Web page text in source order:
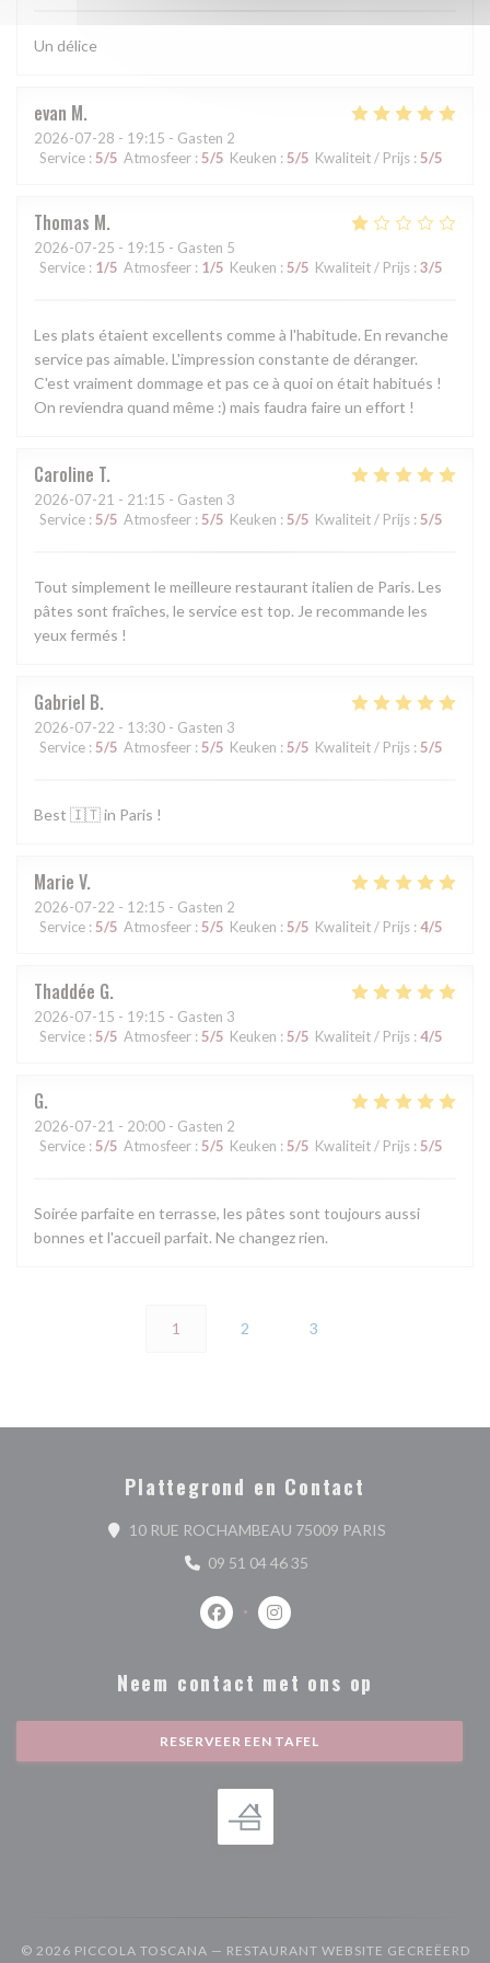
Un délice
evan M
2026-07-28 - 19:15 - Gasten 2
Service : 5/5 Atmosfeer : 5/5 Keuken : 5/5 Kwaliteit / Prijs : 5/5
Thomas M
2026-07-25 - 19:15 - Gasten 5
Service : 1/5 Atmosfeer : 1/5 Keuken : 5/5 Kwaliteit / Prijs : 3/5
Les plats étaient excellents comme à l'habitude. En revanche
service pas aimable. L'impression constante de déranger.
C'est vraiment dommage et pas ce à quoi on était habitués !
On reviendra quand même :) mais faudra faire un effort !
Caroline T
2026-07-21 - 21:15 - Gasten 3
Service : 5/5 Atmosfeer : 5/5 Keuken : 5/5 Kwaliteit / Prijs : 5/5
Tout simplement le meilleure restaurant italien de Paris. Les
pâtes sont fraîches, le service est top. Je recommande les
yeux fermés !
Gabriel B
2026-07-22 - 13:30 - Gasten 3
Service : 5/5 Atmosfeer : 5/5 Keuken : 5/5 Kwaliteit / Prijs : 5/5
Best 🇮🇹 in Paris !
Marie V
2026-07-22 - 12:15 - Gasten 2
Service : 5/5 Atmosfeer : 5/5 Keuken : 5/5 Kwaliteit / Prijs : 4/5
Thaddée G
2026-07-15 - 19:15 - Gasten 3
Service : 5/5 Atmosfeer : 5/5 Keuken : 5/5 Kwaliteit / Prijs : 4/5
G
2026-07-21 - 20:00 - Gasten 2
Service : 5/5 Atmosfeer : 5/5 Keuken : 5/5 Kwaliteit / Prijs : 5/5
Soirée parfaite en terrasse, les pâtes sont toujours aussi
bonnes et l'accueil parfait. Ne changez rien.
1 2 3
Plattegrond en Contact
10 RUE ROCHAMBEAU 75009 PARIS
09 51 04 46 35
Facebook ((opent in een nieuw
Instagram ((opent in een
Neem contact met ons op
RESERVEER EEN TAFEL
© 2026 PICCOLA TOSCANA — RESTAURANT WEBSITE GECREËERD